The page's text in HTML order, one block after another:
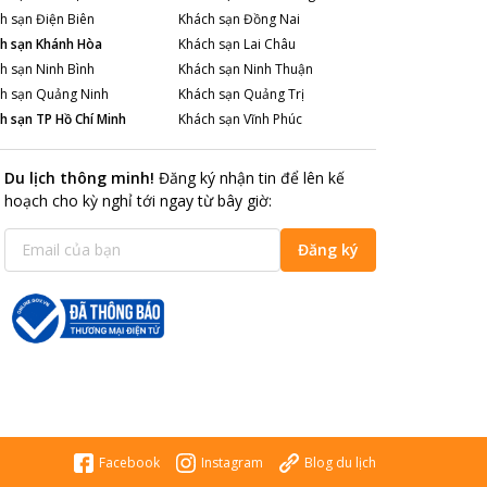
sạn Điện Biên Khách sạn Đồng Nai
sạnKhánh Hòa Khách sạn Lai Châu
sạn Ninh Bình Khách sạn Ninh Thuận
sạn Quảng Ninh Khách sạn Quảng Trị
sạn TP Hồ Chí Minh Khách sạn Vĩnh Phúc
Du lịch thông minh! Đăng ký nhận tin để lên kế
hoạch cho kỳ nghỉ tới ngay từ bây giờ:
Đăng ký
Facebook Instagram Blog du lịch